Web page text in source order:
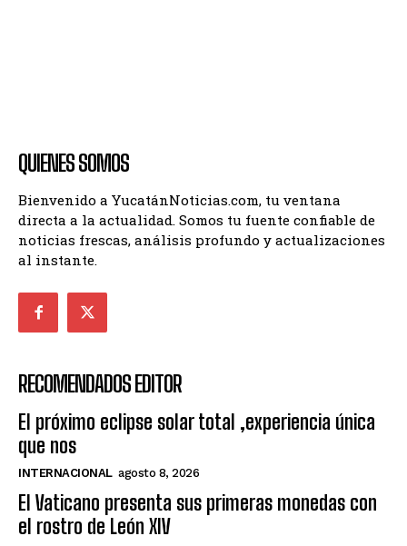
QUIENES SOMOS
Bienvenido a YucatánNoticias.com, tu ventana
directa a la actualidad. Somos tu fuente confiable de
noticias frescas, análisis profundo y actualizaciones
al instante.
RECOMENDADOS EDITOR
El próximo eclipse solar total ,experiencia única
que nos
INTERNACIONAL agosto 8, 2026
El Vaticano presenta sus primeras monedas con
el rostro de León XIV